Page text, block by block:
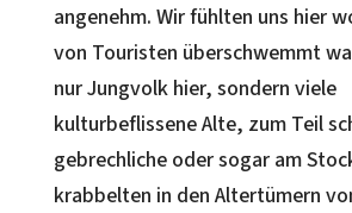
angenehm. Wir fühlten uns hier
von Touristen überschwemmt
nur Jungvolk hier, sondern viele
kulturbeflissene Alte, zum Teil
gebrechliche oder sogar am
krabbelten in den Altertümern